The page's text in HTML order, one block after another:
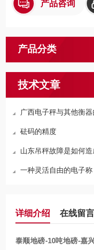
产品咨询
产品分类
技术文章
广西电子秤与其他衡
砝码的精度
山东吊秤故障是如何
一种灵活自由的电子称
详细介绍 在线留言
泰顺地磅-10吨地磅-嘉